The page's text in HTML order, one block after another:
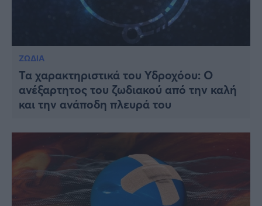
ΖΩΔΙΑ
Τα χαρακτηριστικά του Υδροχόου: Ο
ανέξαρτητος του ζωδιακού από την καλή
και την ανάποδη πλευρά του